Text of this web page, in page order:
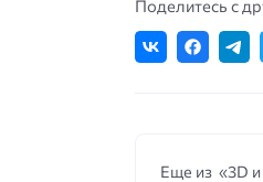
Поделитесь с
Еще из «3D и